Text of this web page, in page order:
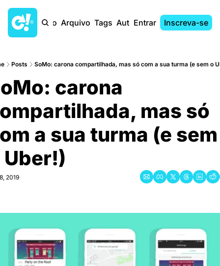
Início Arquivo Tags AutoresEntrar Inscreva-se
Posts SoMo: carona compartilhada, mas só com a sua turma (e sem o
carona
mas só
a sua turma (e sem
Uber!)
2019